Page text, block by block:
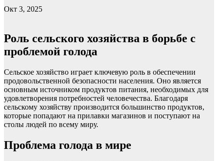
Окт 3, 2025
Роль сельского хозяйства в борьбе с
проблемой голода
Сельское хозяйство играет ключевую роль в обеспечении
продовольственной безопасности населения. Оно является
основным источником продуктов питания, необходимых для
удовлетворения потребностей человечества. Благодаря
сельскому хозяйству производится большинство продуктов,
которые попадают на прилавки магазинов и поступают на
столы людей по всему миру.
Проблема голода в мире